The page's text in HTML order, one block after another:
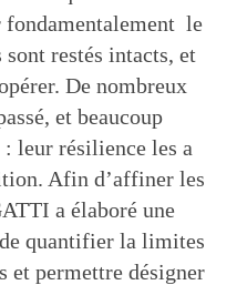
le
restés intacts, et
De nombreux
et beaucoup
: leur résilience les a
Afin d’affiner les
a élaboré une
quantifier la limites
et permettre désigner